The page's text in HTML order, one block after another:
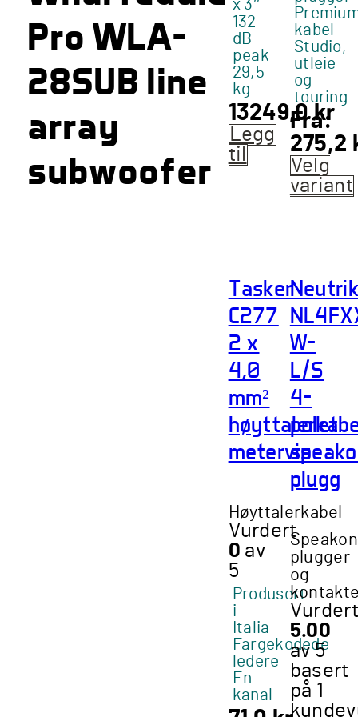
Pro WLA-
28SUB line
array
subwoofer
x 3″
132
dB
peak
29,5
kg
13249,0kr
Legg
til
kabel
Studio,
utleie
og
touring
Fra:
275,2
Velg
variant
kan
velges
på
Tasker
C277
2 x
4,0
mm²
metervis
Høyttalerkabel
Vurdert
0 av
5
Produsert
i
Italia
Fargekodede
ledere
En
kanal
Neutrik
W-
L/S
4-
polet
plugg
Speakon
plugger
og
Vurdert
5.00
av 5
basert
på 1